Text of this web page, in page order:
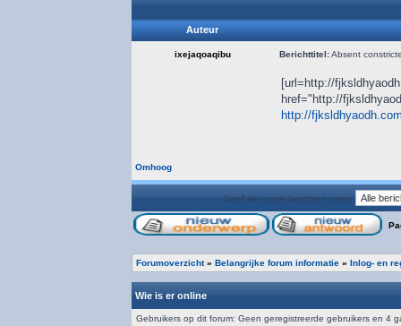
Auteur
ixejaqoaqibu Berichttitel:Absent
[url=http://
href="http://
http://
Omhoog
Geef de vorige berichten weer:
Forumoverzicht» Belangrijke forum informatie » Inlog- en
Wie is er online
Gebruikers op dit forum: Geen geregistreerde gebruikers en 4